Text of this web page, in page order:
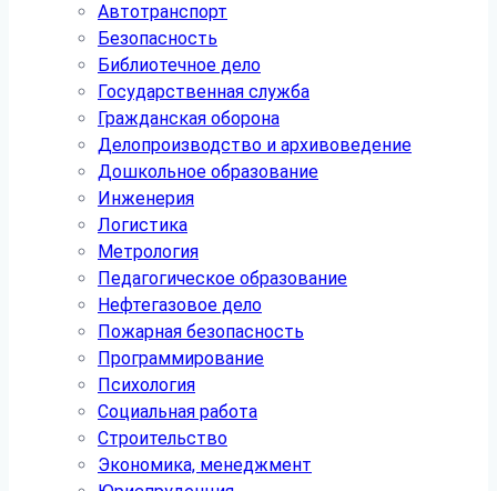
Автотранспорт
Безопасность
Библиотечное дело
Государственная служба
Гражданская оборона
Делопроизводство и архивоведение
Дошкольное образование
Инженерия
Логистика
Метрология
Педагогическое образование
Нефтегазовое дело
Пожарная безопасность
Программирование
Психология
Социальная работа
Строительство
Экономика, менеджмент